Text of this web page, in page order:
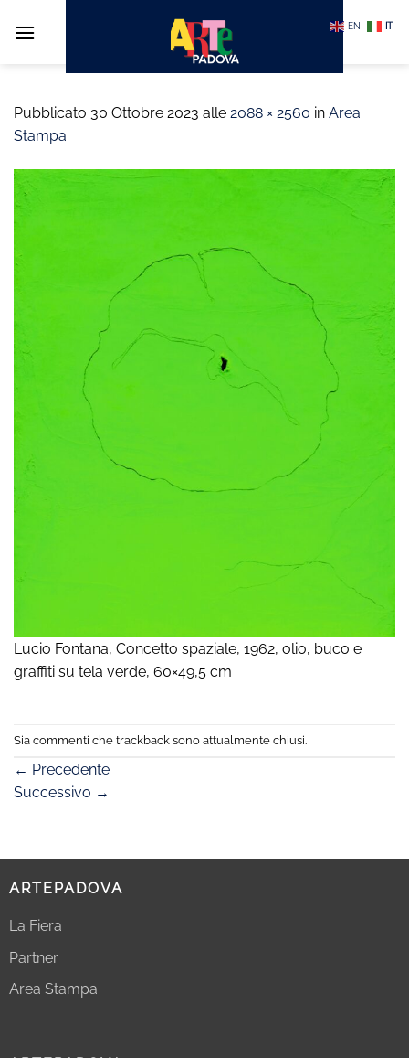
Pubblicato 30 Ottobre 2023 alle 2088 × 2560 in Area
Stampa
Lucio Fontana, Concetto spaziale, 1962, olio, buco e
graffiti su tela verde, 60×49,5 cm
Sia commenti che trackback sono attualmente chiusi.
← Precedente
Successivo →
ARTEPADOVA
La Fiera
Partner
Area Stampa
EN IT